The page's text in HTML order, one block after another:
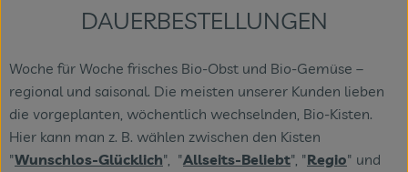
DAUERBESTELLUNGEN
Woche für Woche frisches Bio-Obst und Bio-Gemüse –
regional und saisonal. Die meisten unserer Kunden lieben
die vorgeplanten, wöchentlich wechselnden, Bio-Kisten.
Hier kann man z. B. wählen zwischen den Kisten
"Wunschlos-Glücklich", "Allseits-Beliebt", "Regio" und